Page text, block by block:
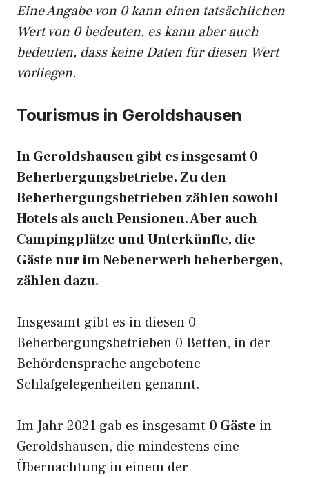
Eine Angabe von 0 kann einen tatsächlichen
Wert von 0 bedeuten, es kann aber auch
bedeuten, dass keine Daten für diesen Wert
vorliegen.
Tourismus in Geroldshausen
In Geroldshausen gibt es insgesamt 0
Beherbergungsbetriebe. Zu den
Beherbergungsbetrieben zählen sowohl
Hotels als auch Pensionen. Aber auch
Campingplätze und Unterkünfte, die
Gäste nur im Nebenerwerb beherbergen,
zählen dazu.
Insgesamt gibt es in diesen 0
Beherbergungsbetrieben 0 Betten, in der
Behördensprache angebotene
Schlafgelegenheiten genannt.
Im Jahr 2021 gab es insgesamt 0 Gäste in
Geroldshausen, die mindestens eine
Übernachtung in einem der